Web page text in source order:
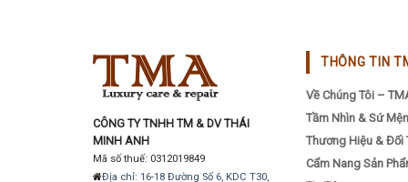
CÔNG TY TNHH TM & DV THÁI
MINH ANH
Mã số thuế: 0312019849
Địa chỉ: 16-18 Đường Số 6, KDC T30,
THÔNG TIN
Về Chúng Tôi –
Tầm Nhìn & Sứ
Thương Hiệu & Đối
Cẩm Nang Sản